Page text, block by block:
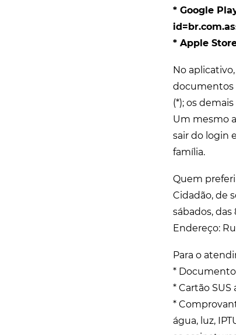
* Google
* Apple
No
documentos
(*); os
Um mesmo
sair do login
família.
Quem
Cidadão, de
sábados, das
Endereço:
Para o
*
* Cartão
*
água, luz,